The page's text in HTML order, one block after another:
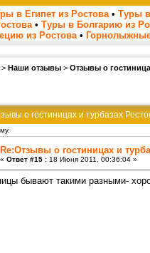
в Египет из Ростова • Туры
• Туры в Болгарию из
из Ростова •
> Наши отзывы > Отзывы о
о гостиницах и турбазах
Re:Отзывы о гостиницах и
« Ответ #15 : 18 Июня 2011, 00:36:04 »
бывают такими разными-